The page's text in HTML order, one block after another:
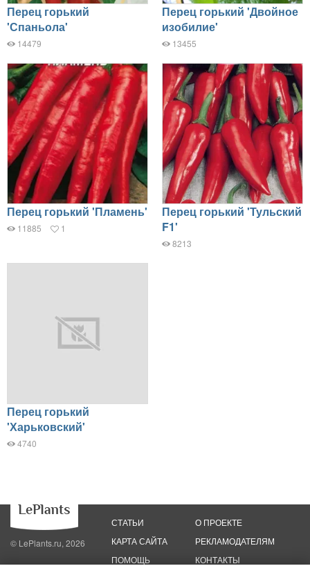
Перец горький
'Спаньола'
14479
Перец горький 'Двойное
изобилие'
13455
Перец горький 'Пламень'
11885 1
Перец горький 'Тульский
F1'
8213
Перец горький
'Харьковский'
4740
© LePlants.ru, 2026
СТАТЬИ
КАРТА САЙТА
ПОМОЩЬ
О ПРОЕКТЕ
РЕКЛАМОДАТЕЛЯМ
КОНТАКТЫ